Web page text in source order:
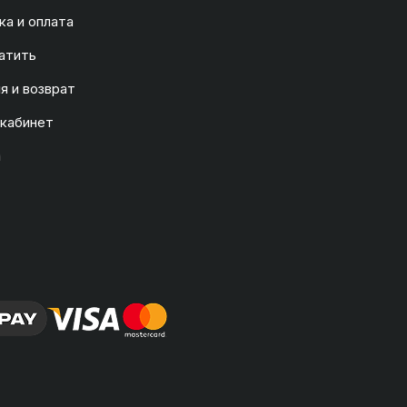
и оплата
и возврат